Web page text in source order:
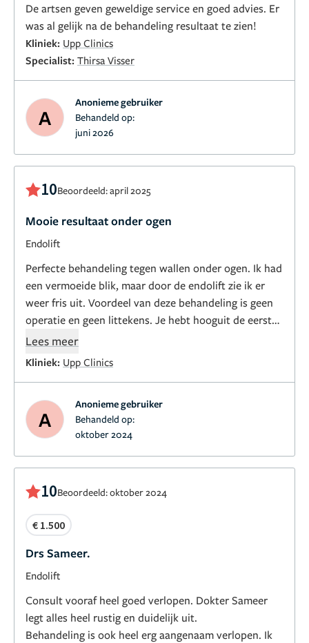
De artsen geven geweldige service en goed advies. Er
was al gelijk na de behandeling resultaat te zien!
Kliniek: Upp Clinics
Specialist: Thirsa Visser
A
Anonieme gebruiker
Behandeld op:
juni 2026
10Beoordeeld: april 2025
Mooie resultaat onder ogen
Endolift
Perfecte behandeling tegen wallen onder ogen. Ik had
een vermoeide blik, maar door de endolift zie ik er
weer fris uit. Voordeel van deze behandeling is geen
operatie en geen littekens. Je hebt hooguit de eerste
week wat zwellingen en een enkele blauwe plek.
Lees meer
Kliniek: Upp Clinics
A
Anonieme gebruiker
Behandeld op:
oktober 2024
10Beoordeeld: oktober 2024
€ 1.500
Drs Sameer.
Endolift
Consult vooraf heel goed verlopen. Dokter Sameer
legt alles heel rustig en duidelijk uit.
Behandeling is ook heel erg aangenaam verlopen. Ik